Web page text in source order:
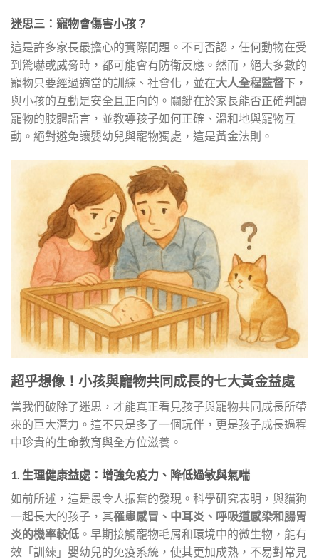
迷思三：寵物會傷害小孩？
這是許多家長最擔心的實際問題。不可否認，任何動物在受
到驚嚇或威脅時，都可能會有防衛反應。然而，絕大多數的
寵物只要經過適當的訓練、社會化，並在大人全程監督下，
與小孩的互動是安全且正向的。關鍵在於家長能否正確判讀
寵物的肢體語言，並教導孩子如何正確、溫和地與寵物互
動。絕對避免讓嬰幼兒與寵物獨處，這是黃金法則。
超乎想像！小孩與寵物共同成長的七大黃金益處
當我們破除了迷思，才能真正看見孩子與寵物共同成長所帶
來的巨大潛力。這不只是多了一個玩伴，更是孩子成長過程
中珍貴的生命教育與全方位滋養。
1. 生理健康益處：增強免疫力、降低過敏與氣喘
如前所述，這是最令人振奮的發現。科學研究表明，與貓狗
一起長大的孩子，其罹患感冒、中耳炎、呼吸道感染和腸胃
炎的機率較低 。早期接觸寵物毛屑和環境中的微生物，能有
效「訓練」嬰幼兒的免疫系統，使其更加成熟，不易對常見